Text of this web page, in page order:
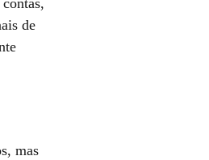
de
mas